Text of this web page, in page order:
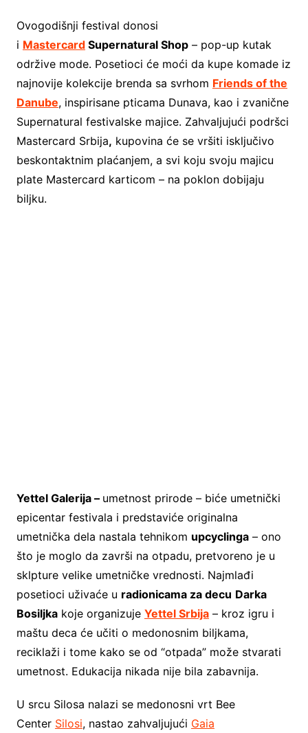
Ovogodišnji festival donosi
i MastercardSupernatural Shop– pop-up kutak
održive mode. Posetioci će moći da kupe komade iz
najnovije kolekcije brenda sa svrhom Friends of the
Danube, inspirisane pticama Dunava, kao i zvanične
Supernatural festivalske majice. Zahvaljujući podršci
Mastercard Srbija, kupovina će se vršiti isključivo
beskontaktnim plaćanjem, a svi koju svoju majicu
plate Mastercard karticom – na poklon dobijaju
biljku.
Yettel Galerija – umetnost prirode – biće umetnički
epicentar festivala i predstaviće originalna
umetnička dela nastala tehnikom upcyclinga– ono
što je moglo da završi na otpadu, pretvoreno je u
sklpture velike umetničke vrednosti. Najmlađi
posetioci uživaće u radionicama za decu Darka
Bosiljkakoje organizuje Yettel Srbija– kroz igru i
maštu deca će učiti o medonosnim biljkama,
reciklaži i tome kako se od “otpada” može stvarati
umetnost. Edukacija nikada nije bila zabavnija.
U srcu Silosa nalazi se medonosni vrt Bee
Center Silosi, nastao zahvaljujući Gaia